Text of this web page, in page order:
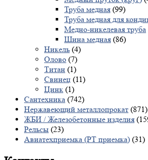
Труба медная (99)
Труба медная для
Медно-никелевая труба
Шина медная (86)
Никель (4)
Олово (7)
Титан (1)
Свинец (11)
Цинк (1)
Сантехника (742)
Нержавеющий металлопрокат (871)
ЖБИ / Железобетонные изделия
Рельсы (23)
Авиатехприемка (РТ приемка) (31)